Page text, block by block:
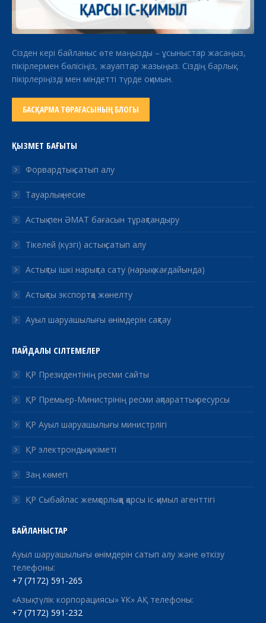
Сізден кері байланыс өте маңызды – ұсыныстар жасаңыз,
пікірлермен бөлісіңіз, жауаптар жазыңыз. Сіздің барлық
пікірлеріңізді мен міндетті түрде оқимын.
БАСҚАРМА ТӨРАҒАСЫНЫҢ БЛОГЫ
ҚЫЗМЕТ БАҒЫТЫ
Форвардтық сатып алу
Тауарлық несие
Астық пен ӘМАТ бағасын тұрақтандыру
Тікелей (күзгі) астық сатып алу
Астықты ішкі нарықта сату (нарық жағдайында)
Астықты экспортқа жөнелту
Ауыл шаруашылығы өнімдерін сақтау
ПАЙДАЛЫ СІЛТЕМЕЛЕР
ҚР Президентінің ресми сайты
ҚР Премьер-Министрінің ресми ақпараттық ресурсы
ҚР Ауыл шаруашылығы министрлігі
ҚР электрондық үкіметі
Заң көмегі
ҚР Сыбайлас жемқорлыққа қарсы іс-қимыл агенттігі
БАЙЛАНЫСТАР
Ауыл шаруашылығы өнімдерін сатып алу және өткізу
телефоны:
+7 (7172) 591-265
«Азық-түлік корпорациясы» ҰК» АҚ телефоны:
+7 (7172) 591-232